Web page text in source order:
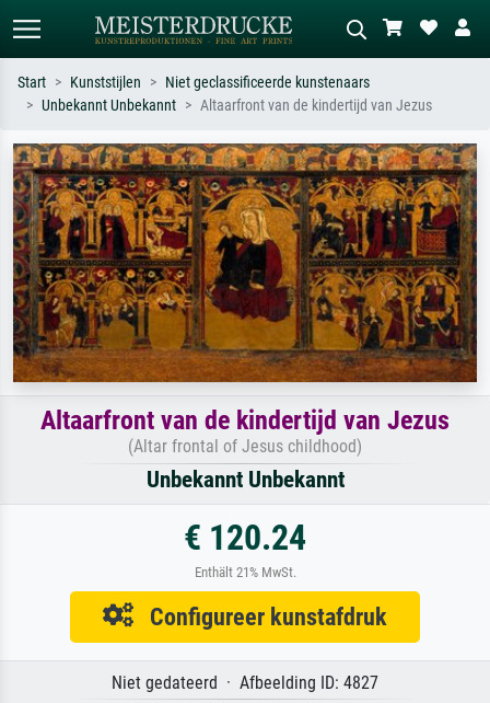
Zoek op kunstenaar, titel of stijl – bijv.
Monet, Sterrennacht, impressionisme,
Hokusai-golf, naakt.
Beschrijf de scène – bijv. groene
weide, abstract met veel rood, donker
olieverfschilderij, staand naakt naast
een boom.
Start Kunststijlen
Niet geclassificeerde kunstenaars
Unbekannt Unbekannt
Altaarfront van de kindertijd van Jezus
Altaarfront van de kindertijd van Jezus
(Altar frontal of Jesus childhood)
Unbekannt Unbekannt
€ 120.24
Enthält 21% MwSt.
Configureer kunstafdruk
Niet gedateerd · Afbeelding ID: 4827